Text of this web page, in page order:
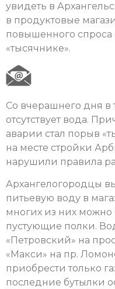
увидеть в
в продуктовые
повышенного спроса
«тысячнике».
Со вчерашнего дня в
отсутствует вода.
аварии стал порыв
на месте стройки
нарушили правила
Архангелогородцы
питьевую воду в
многих из них
пустующие полки.
«Петровский» на
«Макси» на пр.
приобрести только
последние бутылки